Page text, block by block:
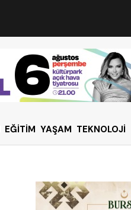
EĞİTİM YAŞAM TEKNOLOJİ